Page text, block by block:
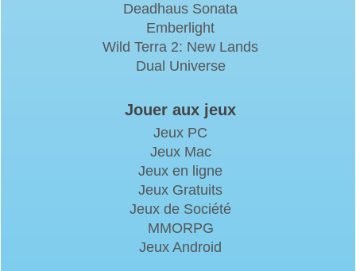
Deadhaus Sonata
Emberlight
Wild Terra 2: New Lands
Dual Universe
Jouer aux jeux
Jeux PC
Jeux Mac
Jeux en ligne
Jeux Gratuits
Jeux de Société
MMORPG
Jeux Android